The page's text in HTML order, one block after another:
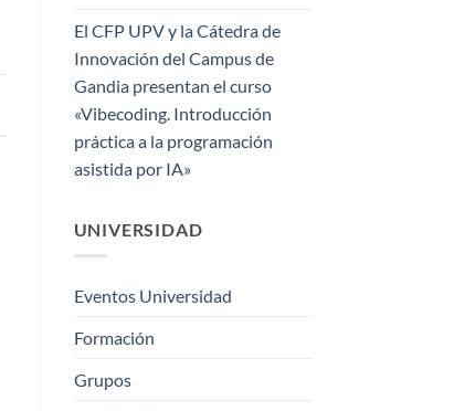
El CFP UPV y la Cátedra de
Innovación del Campus de
Gandia presentan el curso
«Vibecoding. Introducción
práctica a la programación
asistida por IA»
UNIVERSIDAD
Eventos Universidad
Formación
Grupos